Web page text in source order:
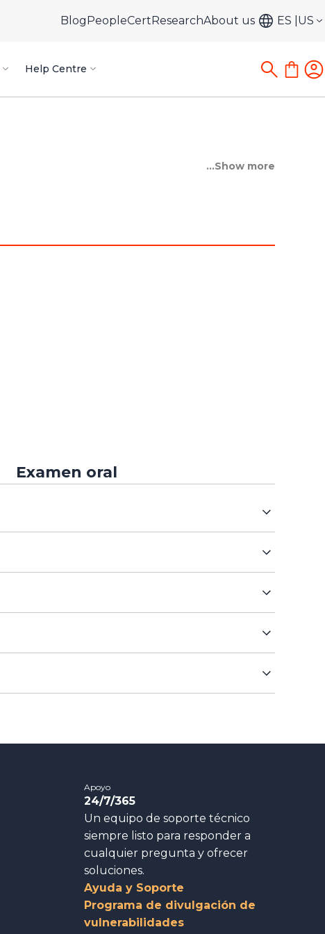
BlogPeopleCertResearchAbout us ES US
Help Centre
...Show more
Examen oral
Apoyo
24/7/365
Un equipo de soporte técnico
siempre listo para responder a
cualquier pregunta y ofrecer
soluciones.
Ayuda y Soporte
Programa de divulgación de
vulnerabilidades